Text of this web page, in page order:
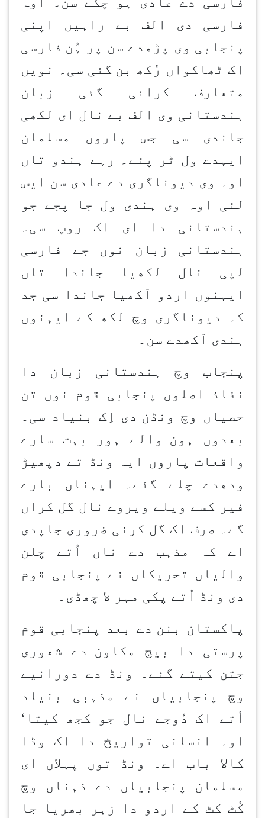
فارسی دی الف بے راہیں اپنی
پنجابی وی پڑھدے سن پر ہُن فارسی
اک ٹھاکواں رُکھ بن گئی سی۔ نویں
متعارف کرائی گئی زبان
ہندستانی وی الف بے نال ای لکھی
جاندی سی جس پاروں مسلمان
ایہدے ول ٹر پئے۔ رہے ہندو تاں
اوہ وی دیوناگری دے عادی سن ایس
لئی اوہ وی ہندی ول جا پجے جو
ہندستانی دا ای اک روپ سی۔
ہندستانی زبان نوں جے فارسی
لپی نال لکھیا جاندا تاں
ایہنوں اردو آکھیا جاندا سی جد
کہ دیوناگری وچ لکھ کے ایہنوں
ہندی آکھدے سن۔
پنجاب وچ ہندستانی زبان دا
نفاذ اصلوں پنجابی قوم نوں تن
حصیاں وچ ونڈن دی اِک بنیاد سی۔
بعدوں ہون
والے ہور بہت سارے
واقعات پاروں ایہ ونڈ تے دپھیڑ
ودھدے چلے گئے۔ ایہناں بارے
فیر کسے ویلے ویروے نال گل کراں
گے۔ صرف اک گل کرنی ضروری جاپدی
اے کہ مذہب دے ناں اُتے چلن
والیاں تحریکاں نے پنجابی قوم
دی ونڈ اُتے پکی مہر لا چھڈی۔
پاکستان بنن دے بعد پنجابی قوم
پرستی دا بیج مکاون
دے شعوری
جتن کیتے گئے۔ ونڈ دے دورانیے
وچ پنجابیاں نے مذہبی بنیاد
اُتے اک دُوجے نال جو کجھ کیتا ‘
اوہ انسانی تواریخ دا اک وڈا
کالا باب اے۔ ونڈ توں پہلاں ای
مسلمان پنجابیاں دے ذہناں وچ
کُٹ کٹ کے اردو دا زہر بھریا جا